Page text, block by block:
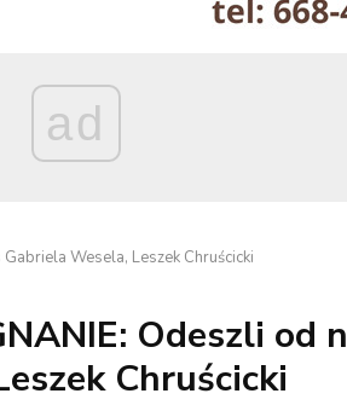
ad
Gabriela Wesela, Leszek Chruścicki
Odeszli od
Chruścicki